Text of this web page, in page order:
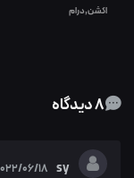
اکشن,درام
sy
06/18